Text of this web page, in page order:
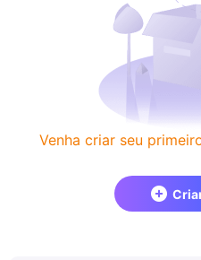
Venha criar seu